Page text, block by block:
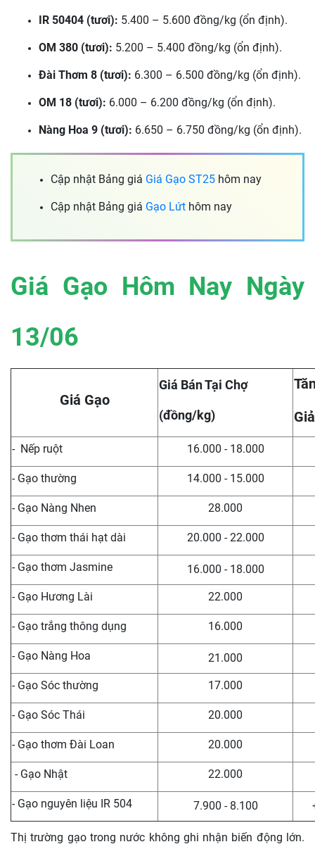
IR 50404 (tươi): 5.400 – 5.600 đồng/kg (ổn định).
OM 380 (tươi): 5.200 – 5.400 đồng/kg (ổn định).
Đài Thơm 8 (tươi): 6.300 – 6.500 đồng/kg (ổn định).
OM 18 (tươi): 6.000 – 6.200 đồng/kg (ổn định).
Nàng Hoa 9 (tươi): 6.650 – 6.750 đồng/kg (ổn định).
Cập nhật Bảng giá Giá Gạo ST25 hôm nay
Cập nhật Bảng giá Gạo Lứt hôm nay
Giá Gạo Hôm Nay Ngày
13/06
Giá Gạo
Giá Bán Tại Chợ
(đồng/kg)
- Nếp ruột 16.000 - 18.000
- Gạo thường 14.000 - 15.000
- Gạo Nàng Nhen 28.000
- Gạo thơm thái hạt dài 20.000 - 22.000
- Gạo thơm Jasmine 16.000 - 18.000
- Gạo Hương Lài 22.000
- Gạo trắng thông dụng 16.000
- Gạo Nàng Hoa 21.000
- Gạo Sóc thường 17.000
- Gạo Sóc Thái 20.000
- Gạo thơm Đài Loan 20.000
- Gạo Nhật 22.000
- Gạo nguyên liệu IR 504 7.900 - 8.100
Thị trường gạo trong nước không ghi nhận biến động lớn.